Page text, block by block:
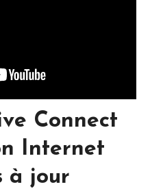
Connect
Internet
à jour